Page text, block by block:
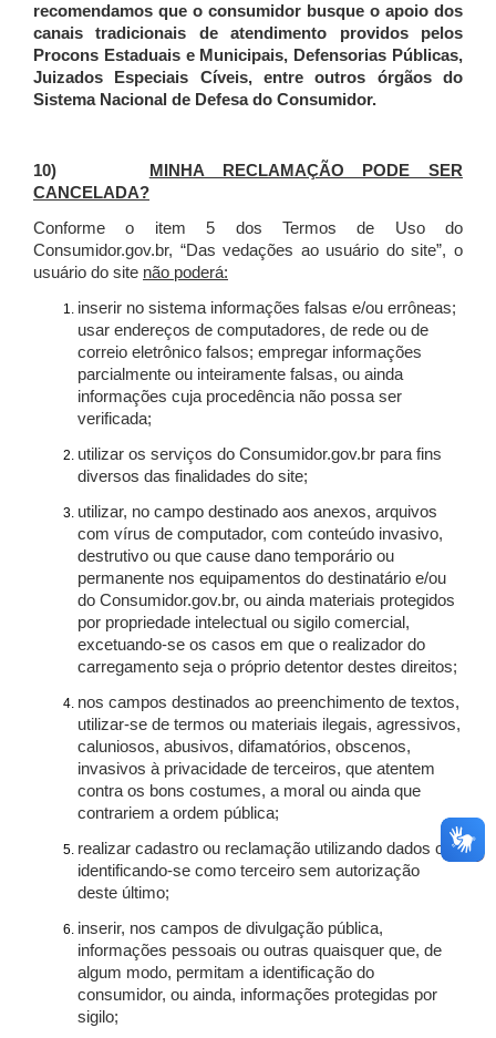
recomendamos que o consumidor busque o apoio dos
canais tradicionais de atendimento providos pelos
Procons Estaduais e Municipais, Defensorias Públicas,
Juizados Especiais Cíveis, entre outros órgãos do
Sistema Nacional de Defesa do Consumidor.
10)
MINHA RECLAMAÇÃO PODE SER
CANCELADA?
Conforme o item 5 dos Termos de Uso do
Consumidor.gov.br, “Das vedações ao usuário do site”, o
usuário do site não poderá:
inserir no sistema informações falsas e/ou errôneas;
usar endereços de computadores, de rede ou de
correio eletrônico falsos; empregar informações
parcialmente ou inteiramente falsas, ou ainda
informações cuja procedência não possa ser
verificada;
utilizar os serviços do Consumidor.gov.br para fins
diversos das finalidades do site;
utilizar, no campo destinado aos anexos, arquivos
com vírus de computador, com conteúdo invasivo,
destrutivo ou que cause dano temporário ou
permanente nos equipamentos do destinatário e/ou
do Consumidor.gov.br, ou ainda materiais protegidos
por propriedade intelectual ou sigilo comercial,
excetuando-se os casos em que o realizador do
carregamento seja o próprio detentor destes direitos;
nos campos destinados ao preenchimento de textos,
utilizar-se de termos ou materiais ilegais, agressivos,
caluniosos, abusivos, difamatórios, obscenos,
invasivos à privacidade de terceiros, que atentem
contra os bons costumes, a moral ou ainda que
contrariem a ordem pública;
realizar cadastro ou reclamação utilizando dados ou
identificando-se como terceiro sem autorização
deste último;
inserir, nos campos de divulgação pública,
informações pessoais ou outras quaisquer que, de
algum modo, permitam a identificação do
consumidor, ou ainda, informações protegidas por
sigilo;